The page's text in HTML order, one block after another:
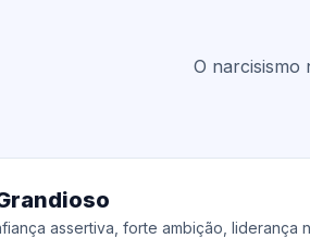
O narcisismo
assertiva, forte ambição, liderança